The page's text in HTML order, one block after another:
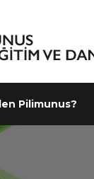
Pilimunus?